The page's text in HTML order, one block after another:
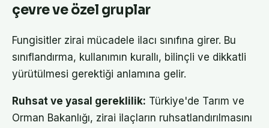
çevre ve özel gruplar
Fungisitler zirai mücadele ilacı sınıfına girer. Bu
sınıflandırma, kullanımın kurallı, bilinçli ve dikkatli
yürütülmesi gerektiği anlamına gelir.
Ruhsat ve yasal gereklilik: Türkiye'de Tarım ve
Orman Bakanlığı, zirai ilaçların ruhsatlandırılmasını